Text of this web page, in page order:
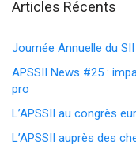
Articles Récents
Journée Annuelle du
APSSII News #25 :
pro
L’APSSII au congrès
L’APSSII auprès des